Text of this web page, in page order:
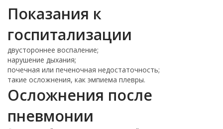
Показания к
госпитализации
двустороннее воспаление;
нарушение дыхания;
почечная или печеночная недостаточность;
такие осложнения, как эмпиема плевры.
Осложнения после
пневмонии